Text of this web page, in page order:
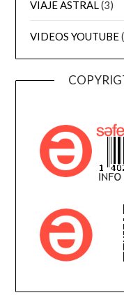
VIAJE ASTRAL(3)
VIDEOS YOUTUBE